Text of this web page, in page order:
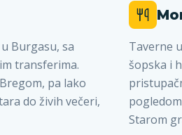
Burgasu, sa
transferima.
pa lako
do živih večeri,
Taverne
šopska i
Starom